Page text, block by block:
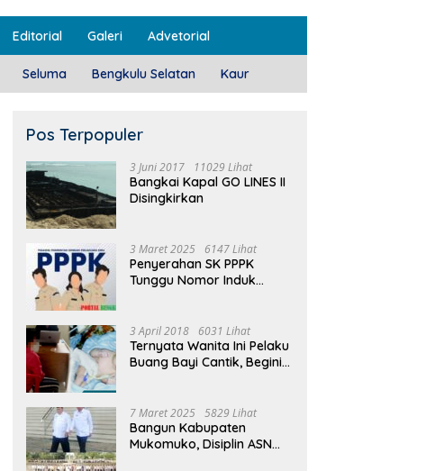
Editorial Galeri Advetorial
Seluma Bengkulu Selatan Kaur
Pos Terpopuler
3 Juni 2017 11029 Lihat
Bangkai Kapal GO LINES II
Disingkirkan
3 Maret 2025 6147 Lihat
Penyerahan SK PPPK
Tunggu Nomor Induk
3 April 2018 6031 Lihat
Ternyata Wanita Ini Pelaku
Buang Bayi Cantik, Begini
7 Maret 2025 5829 Lihat
Bangun Kabupaten
Mukomuko, Disiplin ASN